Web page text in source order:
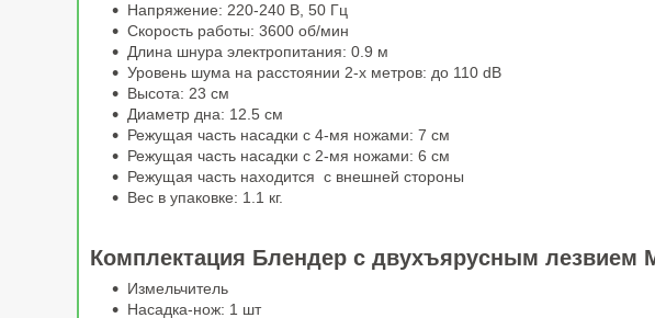
Напряжение: 220-240 В, 50 Гц
Скорость работы: 3600 об/мин
Длина шнура электропитания: 0.9 м
Уровень шума на расстоянии 2-х метров: до 110 dB
Высота: 23 см
Диаметр дна: 12.5 см
Режущая часть насадки с 4-мя ножами: 7 см
Режущая часть насадки с 2-мя ножами: 6 см
Режущая часть находится с внешней стороны
Вес в упаковке: 1.1 кг.
Комплектация Блендер с двухъярусным лезвием
Измельчитель
Насадка-нож: 1 шт